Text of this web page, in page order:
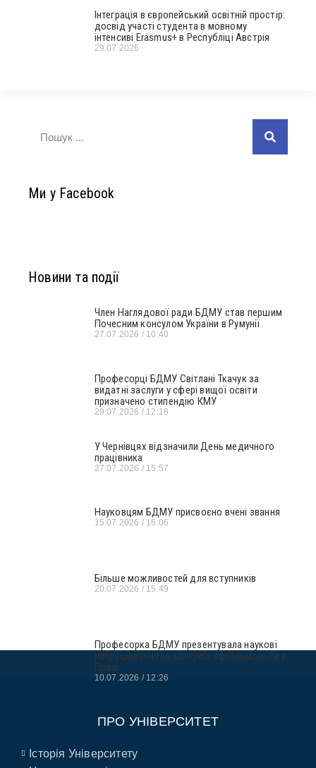
Інтеграція в європейський освітній простір:
досвід участі студента в мовному
інтенсиві Erasmus+ в Республіці Австрія
29.07.2026
Ми у Facebook
Новини та події
Член Наглядової ради БДМУ став першим
Почесним консулом України в Румунії
27.07.2026 10:40
Професорці БДМУ Світлані Ткачук за
видатні заслуги у сфері вищої освіти
призначено стипендію КМУ
29.07.2026 12:18
У Чернівцях відзначили День медичного
працівника
27.07.2026 15:57
Науковцям БДМУ присвоєно вчені звання
15.07.2026 16:06
Більше можливостей для вступників
20.07.2026 15:49
Професорка БДМУ презентувала наукові
напрацювання на конгресі офтальмологів у
Празі
10.07.2026 12:26
ПРО УНІВЕРСИТЕТ
Історія Університету